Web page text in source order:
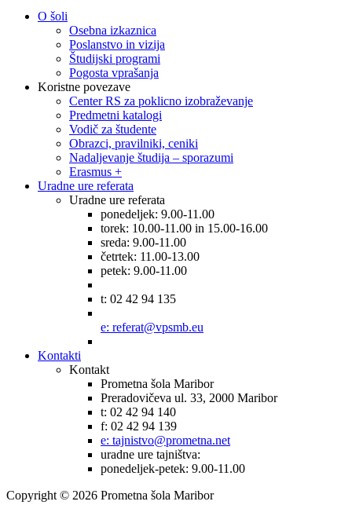
O šoli
Osebna izkaznica
Poslanstvo in vizija
Študijski programi
Pogosta vprašanja
Koristne povezave
Center RS za poklicno izobraževanje
Predmetni katalogi
Vodič za študente
Obrazci, pravilniki, ceniki
Nadaljevanje študija – sporazumi
Erasmus +
Uradne ure referata
Uradne ure referata
ponedeljek: 9.00-11.00
torek: 10.00-11.00 in 15.00-16.00
sreda: 9.00-11.00
četrtek: 11.00-13.00
petek: 9.00-11.00
t: 02 42 94 135
e: referat@vpsmb.eu
Kontakti
Kontakt
Prometna šola Maribor
Preradovičeva ul. 33, 2000 Maribor
t: 02 42 94 140
f: 02 42 94 139
e: tajnistvo@prometna.net
uradne ure tajništva:
ponedeljek-petek: 9.00-11.00
Copyright © 2026 Prometna šola Maribor